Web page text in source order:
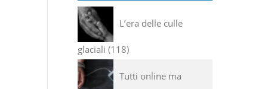
L’era delle culle
glaciali 118
Tutti online ma